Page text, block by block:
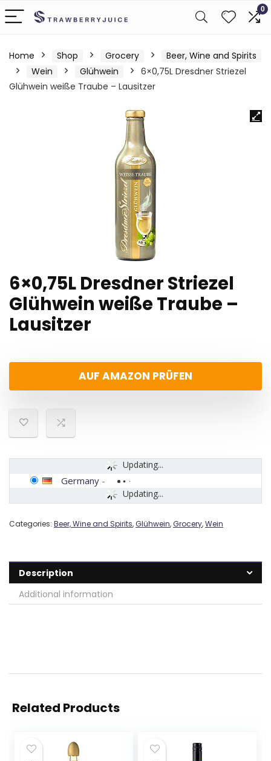
0
Home Shop Grocery
Beer, Wine and Spirits
Wein
Glühwein
6×0,75L Dresdner Striezel
Glühwein weiße Traube – Lausitzer
6×0,75L Dresdner Striezel
Glühwein weiße Traube –
Lausitzer
AUF AMAZON PRÜFEN
Updating...
Updating...
Germany -
Categories: Beer, Wine and Spirits,Glühwein,Grocery,Wein
Description
Additional information
Related Products